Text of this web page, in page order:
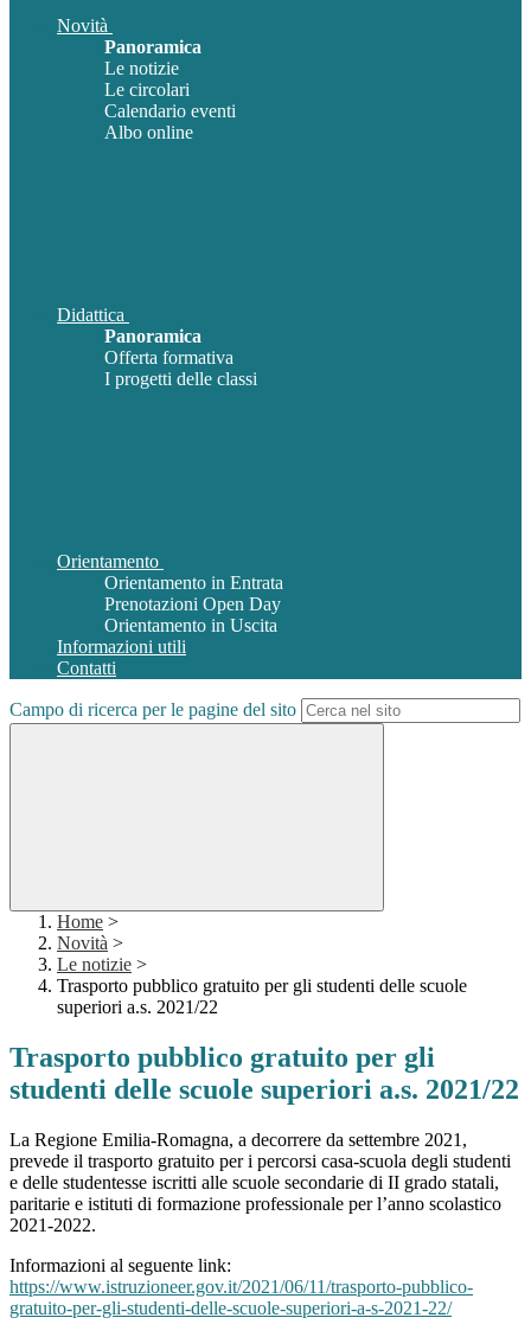
Novità
Panoramica
Le notizie
Le circolari
Calendario eventi
Albo online
Didattica
Panoramica
Offerta formativa
I progetti delle classi
Orientamento
Orientamento in Entrata
Prenotazioni Open Day
Orientamento in Uscita
Informazioni utili
Contatti
Campo di ricerca per le pagine del sito
Home >
Novità >
Le notizie >
Trasporto pubblico gratuito per gli studenti delle scuole
superiori a.s. 2021/22
Trasporto pubblico gratuito per gli
studenti delle scuole superiori a.s. 2021/22
La Regione Emilia-Romagna, a decorrere da settembre 2021,
prevede il trasporto gratuito per i percorsi casa-scuola degli studenti
e delle studentesse iscritti alle scuole secondarie di II grado statali,
paritarie e istituti di formazione professionale per l’anno scolastico
2021-2022.
Informazioni al seguente link:
https://www.istruzioneer.gov.it/2021/06/11/trasporto-pubblico-
gratuito-per-gli-studenti-delle-scuole-superiori-a-s-2021-22/